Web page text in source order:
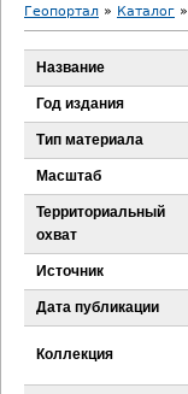
В
ы
д
е
с
ь
Геопортал » Каталог »
Название
Год издания
Тип материала
Масштаб
Территориальный
охват
Источник
Дата публикации
Коллекция